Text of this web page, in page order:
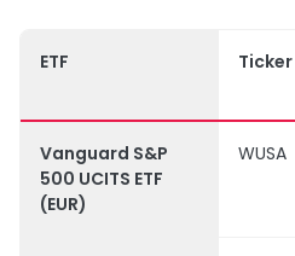
ETF Ticker
Vanguard S&P
500 UCITS ETF
(EUR)
WUSA